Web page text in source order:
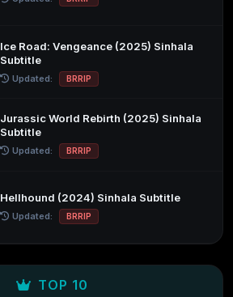
Ice Road: Vengeance (2025) Sinhala
Subtitle
Updated: BRRIP
Jurassic World Rebirth (2025) Sinhala
Subtitle
Updated: BRRIP
Hellhound (2024) Sinhala Subtitle
Updated: BRRIP
TOP 10